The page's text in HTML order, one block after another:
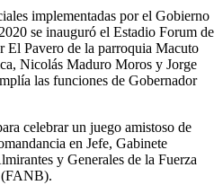
implementadas por el Gobierno
se inauguró el Estadio Forum de
El Pavero de la parroquia Macuto
Nicolás Maduro Moros y Jorge
las funciones de Gobernador
celebrar un juego amistoso de
en Jefe, Gabinete
y Generales de la Fuerza